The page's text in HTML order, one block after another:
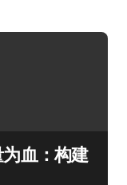
血：构建